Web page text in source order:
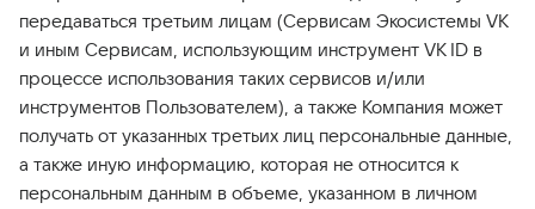
передаваться третьим лицам (Сервисам Экосистемы VK
и иным Сервисам, использующим инструмент VK ID в
процессе использования таких сервисов и/или
инструментов Пользователем), а также Компания может
получать от указанных третьих лиц персональные данные,
а также иную информацию, которая не относится к
персональным данным в объеме, указанном в личном